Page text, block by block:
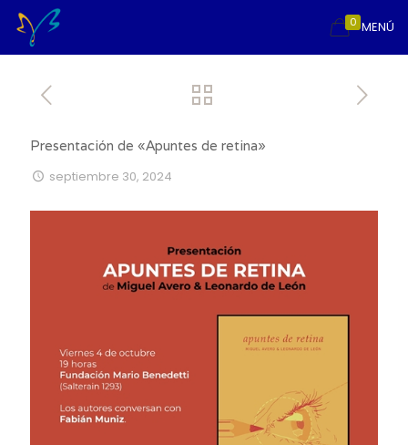
MENÚ
0
Presentación de «Apuntes de retina»
septiembre 30, 2024